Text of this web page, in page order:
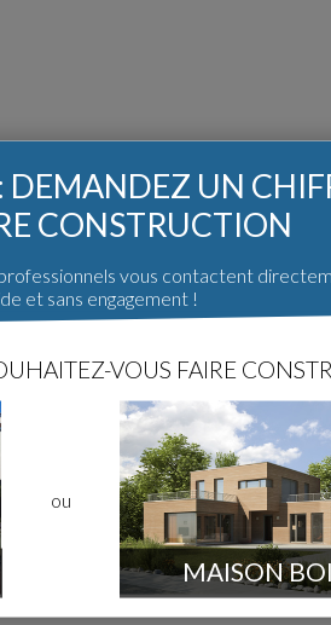
un message
DEMANDEZ UN
CONSTRUCTION
vous contactent
et sans engagement !
VOUS FAIRE
ou
MAISON